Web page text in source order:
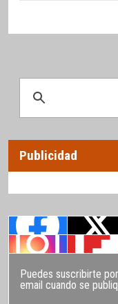
Publicidad
Puedes suscribirte
email cuando se